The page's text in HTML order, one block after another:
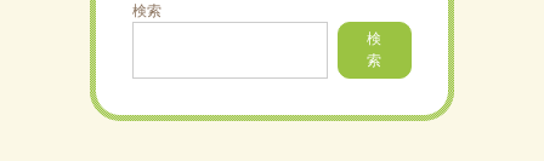
検索
検
索